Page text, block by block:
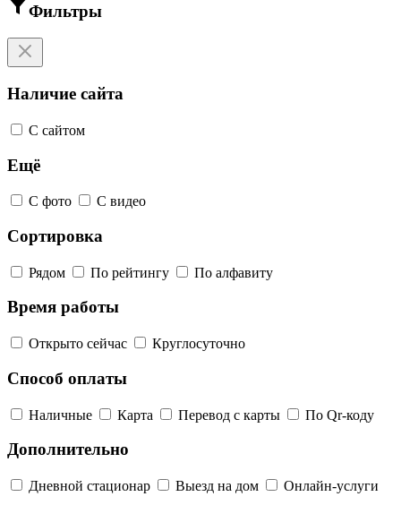
Фильтры
Наличие сайта
С сайтом
Ещё
С фото С видео
Сортировка
Рядом По рейтингу По алфавиту
Время работы
Открыто сейчас Круглосуточно
Способ оплаты
Наличные Карта Перевод с карты По Qr-коду
Дополнительно
Дневной стационар Выезд на дом Онлайн-услуги